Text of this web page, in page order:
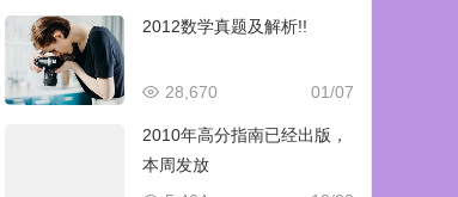
2012数学真题及解析!!
01/07
28,670
2010年高分指南已经出版，
本周发放